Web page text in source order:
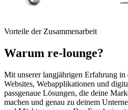
Vorteile der Zusammenarbeit
Warum re-lounge?
Mit unserer langjährigen Erfahrung
Websites, Webapplikationen und
passgenaue Lösungen, die deine
machen und genau zu deinem